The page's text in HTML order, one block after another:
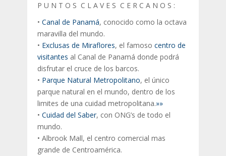
P U N T O S C L A V E S C E R C A N O S :
• Canal de Panamá, conocido como la octava
maravilla del mundo.
• Exclusas de Miraflores, el famoso centro de
visitantes al Canal de Panamá donde podrá
disfrutar el cruce de los barcos.
• Parque Natural Metropolitano, el único
parque natural en el mundo, dentro de los
limites de una cuidad metropolitana.»»
• Cuidad del Saber, con ONG’s de todo el
mundo.
• Albrook Mall, el centro comercial mas
grande de Centroamérica.